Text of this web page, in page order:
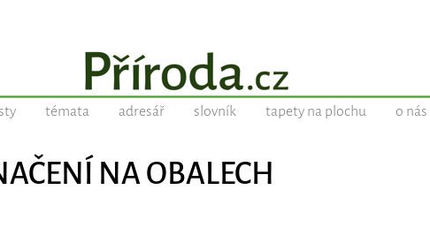
témata adresář slovník tapety na plochu o nás
NA OBALECH